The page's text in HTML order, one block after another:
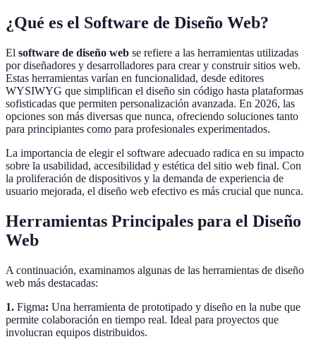
¿Qué es el Software de Diseño Web?
El software de diseño web se refiere a las herramientas utilizadas
por diseñadores y desarrolladores para crear y construir sitios web.
Estas herramientas varían en funcionalidad, desde editores
WYSIWYG que simplifican el diseño sin código hasta plataformas
sofisticadas que permiten personalización avanzada. En 2026, las
opciones son más diversas que nunca, ofreciendo soluciones tanto
para principiantes como para profesionales experimentados.
La importancia de elegir el software adecuado radica en su impacto
sobre la usabilidad, accesibilidad y estética del sitio web final. Con
la proliferación de dispositivos y la demanda de experiencia de
usuario mejorada, el diseño web efectivo es más crucial que nunca.
Herramientas Principales para el Diseño
Web
A continuación, examinamos algunas de las herramientas de diseño
web más destacadas:
1. Figma: Una herramienta de prototipado y diseño en la nube que
permite colaboración en tiempo real. Ideal para proyectos que
involucran equipos distribuidos.